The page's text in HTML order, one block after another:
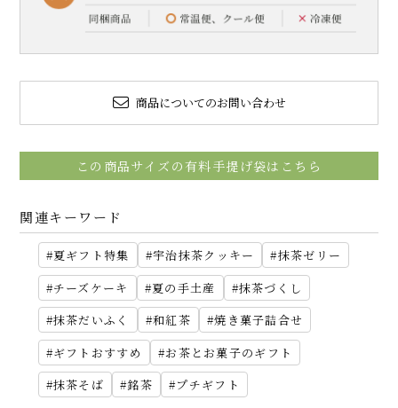
商品についてのお問い合わせ
この商品サイズの有料手提げ袋はこちら
関連キーワード
夏ギフト特集 宇治抹茶クッキー
抹茶ゼリー
チーズケーキ
夏の手土産
抹茶づくし
抹茶だいふく
和紅茶
焼き菓子詰合せ
ギフトおすすめ
お茶とお菓子のギフト
抹茶そば
銘茶 プチギフト